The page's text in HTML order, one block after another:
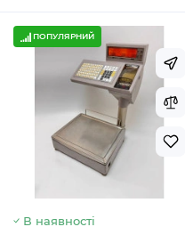
ПОПУЛЯРНИЙ
В наявності